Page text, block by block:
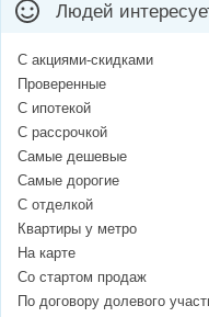
Людей
С акциями-скидками
Проверенные
С ипотекой
С рассрочкой
Самые дешевые
Самые дорогие
С отделкой
Квартиры у метро
На карте
Со стартом продаж
По договору долевого